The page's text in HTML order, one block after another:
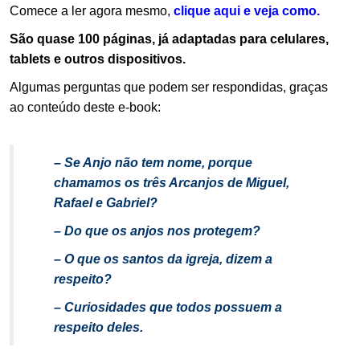
Comece a ler agora mesmo, clique aqui e veja como.
São quase 100 páginas, já adaptadas para celulares,
tablets e outros dispositivos.
Algumas perguntas que podem ser respondidas, graças
ao conteúdo deste e-book:
– Se Anjo não tem nome, porque
chamamos os três Arcanjos de Miguel,
Rafael e Gabriel?
– Do que os anjos nos protegem?
– O que os santos da igreja, dizem a
respeito?
– Curiosidades que todos possuem a
respeito deles.